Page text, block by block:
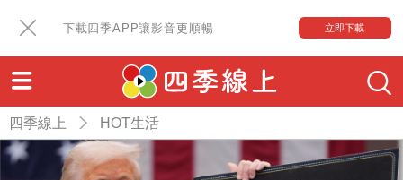
下載四季APP讓影音更順暢 立即下載
四季線上 HOT生活